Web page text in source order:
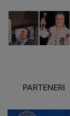
PARTENERI